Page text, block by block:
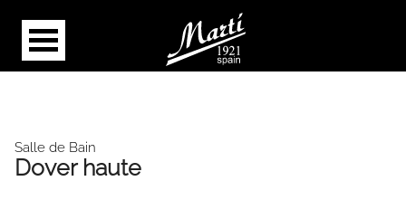
Salle de Bain
Dover haute